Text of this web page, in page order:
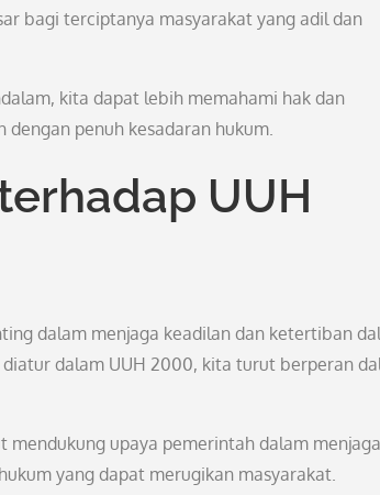
bagi terciptanya masyarakat yang adil dan
kita dapat lebih memahami hak dan
penuh kesadaran hukum.
UUH
dalam menjaga keadilan dan ketertiban
dalam UUH 2000, kita turut berperan
upaya pemerintah dalam menjaga
yang dapat merugikan masyarakat.